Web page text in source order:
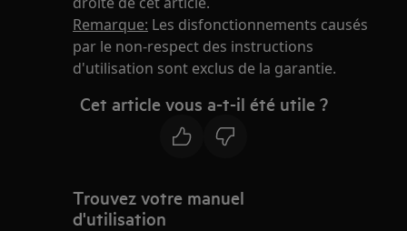
Remarque: Les disfonctionnements causés
par le non-respect des instructions
d'utilisation sont exclus de la garantie.
Cet article vous a-t-il été utile ?
Trouvez votre manuel
d'utilisation